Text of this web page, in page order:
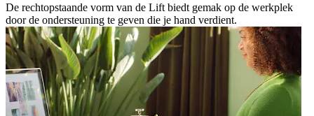
De rechtopstaande vorm van de Lift biedt gemak op de werkplek
door de ondersteuning te geven die je hand verdient.